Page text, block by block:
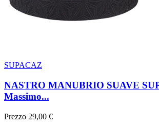
SUPACAZ
NASTRO MANUBRIO SUAVE
Massimo...
Prezzo 29,00 €